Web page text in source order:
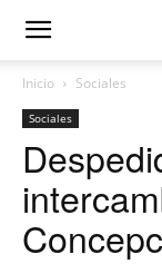
Inicio Sociales
Sociales